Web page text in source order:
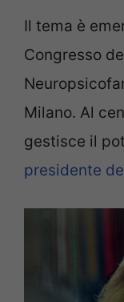
Il tema è
Congresso
Milano. Al
gestisce il
presidente